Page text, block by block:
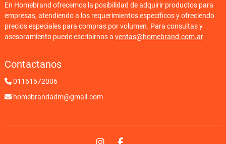
En Homebrand ofrecemos la posibilidad de adquirir productos para
empresas, atendiendo a los requerimientos específicos y ofreciendo
precios especiales para compras por volumen. Para consultas y
asesoramiento puede escribirnos a ventas@homebrand.com.ar
Contactanos
01161672006
homebrandadm@gmail.com
Instagram
Facebook